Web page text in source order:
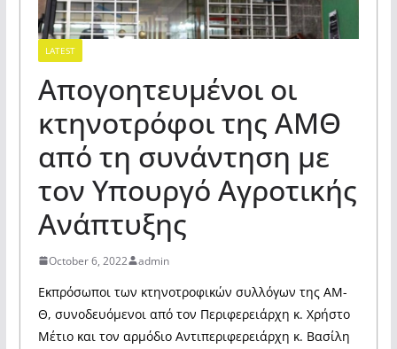
LATEST
Απογοητευμένοι οι
κτηνοτρόφοι της ΑΜΘ
από τη συνάντηση με
τον Υπουργό Αγροτικής
Ανάπτυξης
October 6, 2022 admin
Εκπρόσωποι των κτηνοτροφικών συλλόγων της ΑΜ-
Θ, συνοδευόμενοι από τον Περιφερειάρχη κ. Χρήστο
Μέτιο και τον αρμόδιο Αντιπεριφερειάρχη κ. Βασίλη